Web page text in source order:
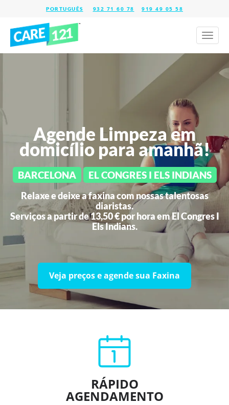
932 71 60 78 919 49 05 58
Toggle
Agende Limpeza em
domicílio para amanhã!
BARCELONA EL CONGRES I ELS INDIANS
Relaxe e deixe a faxina com nossas talentosas
diaristas.
Serviços a partir de 13,50 € por hora emEl Congres I
Els Indians.
Veja preços e agende sua Faxina
RÁPIDO
AGENDAMENTO